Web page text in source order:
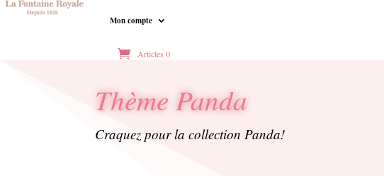
Mon compte
Articles 0
Thème Panda
Craquez pour la collection Panda!